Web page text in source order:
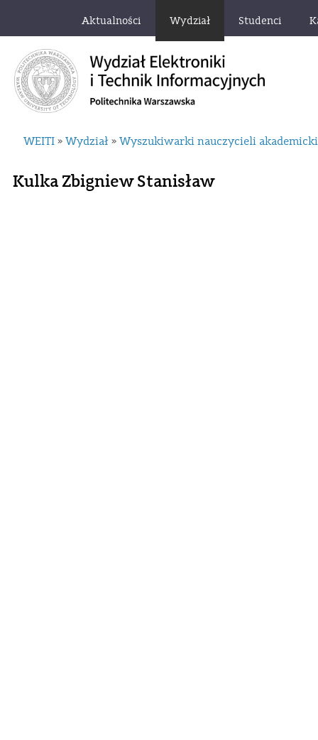
Aktualności Wydział Studenci
WEITI » Wydział » Wyszukiwarki nauczycieli
Kulka Zbigniew Stanisław